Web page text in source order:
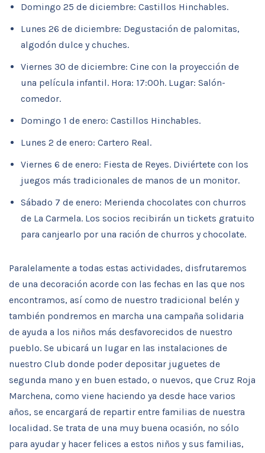
Domingo 25 de diciembre: Castillos Hinchables.
Lunes 26 de diciembre: Degustación de palomitas,
algodón dulce y chuches.
Viernes 30 de diciembre: Cine con la proyección de
una película infantil. Hora: 17:00h. Lugar: Salón-
comedor.
Domingo 1 de enero: Castillos Hinchables.
Lunes 2 de enero: Cartero Real.
Viernes 6 de enero: Fiesta de Reyes. Diviértete con los
juegos más tradicionales de manos de un monitor.
Sábado 7 de enero: Merienda chocolates con churros
de La Carmela. Los socios recibirán un tickets gratuito
para canjearlo por una ración de churros y chocolate.
Paralelamente a todas estas actividades, disfrutaremos
de una decoración acorde con las fechas en las que nos
encontramos, así como de nuestro tradicional belén y
también pondremos en marcha una campaña solidaria
de ayuda a los niños más desfavorecidos de nuestro
pueblo. Se ubicará un lugar en las instalaciones de
nuestro Club donde poder depositar juguetes de
segunda mano y en buen estado, o nuevos, que Cruz Roja
Marchena, como viene haciendo ya desde hace varios
años, se encargará de repartir entre familias de nuestra
localidad. Se trata de una muy buena ocasión, no sólo
para ayudar y hacer felices a estos niños y sus familias,